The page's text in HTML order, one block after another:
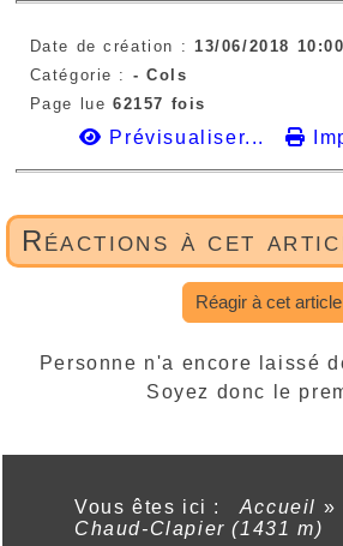
Date de création : 13/06/2018 10:00
Catégorie : - Cols
Page lue 62157 fois
Prévisualiser...
Réactions à cet
Réagir à cet article
Personne n'a encore laissé
Soyez donc le
Vous êtes ici : Accueil »
Chaud-Clapier (1431 m)